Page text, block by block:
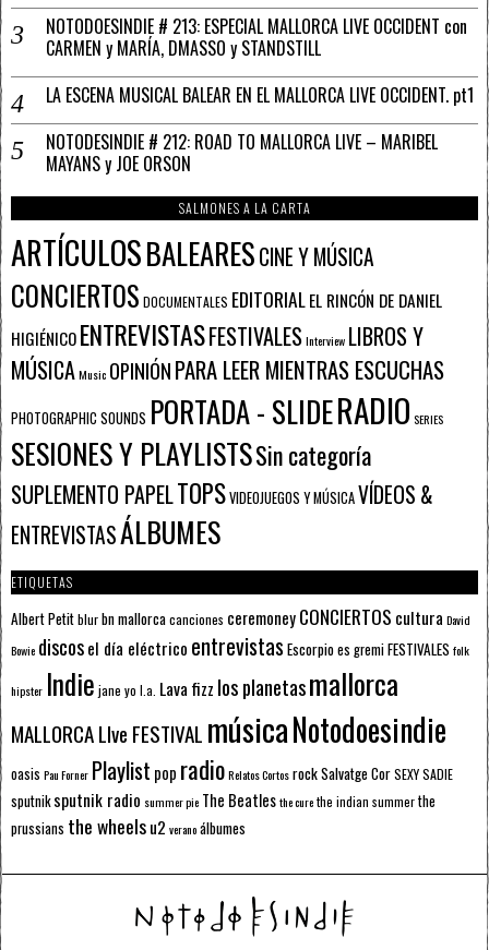
NOTODOESINDIE # 213: ESPECIAL MALLORCA LIVE OCCIDENT con
CARMEN y MARÍA, DMASSO y STANDSTILL
LA ESCENA MUSICAL BALEAR EN EL MALLORCA LIVE OCCIDENT. pt1
NOTODESINDIE # 212: ROAD TO MALLORCA LIVE – MARIBEL
MAYANS y JOE ORSON
SALMONES A LA CARTA
ARTÍCULOSBALEARESCINE Y MÚSICA
CONCIERTOS DOCUMENTALES EDITORIALEL RINCÓN DE DANIEL
HIGIÉNICOENTREVISTASFESTIVALESInterview LIBROS Y
MÚSICAMusic OPINIÓNPARA LEER MIENTRAS ESCUCHAS
PHOTOGRAPHIC SOUNDS PORTADA - SLIDERADIO SERIES
SESIONES Y PLAYLISTSSin categoría
SUPLEMENTO PAPELTOPSVIDEOJUEGOS Y MÚSICAVÍDEOS &
ENTREVISTASÁLBUMES
ETIQUETAS
Albert Petitblurbn mallorcacanciones ceremoneyCONCIERTOS cultura David
Bowie discosel día eléctrico entrevistas Escorpioes gremiFESTIVALES folk
hipster Indie jane yo l.a. Lava fizz los planetasmallorca
MALLORCA LIve FESTIVAL músicaNotodoesindie
oasis Pau Forner Playlist pop radioRelatos CortosrockSalvatge CorSEXY SADIE
sputnik sputnik radio summer pie The Beatlesthe curethe indian summerthe
prussians the wheelsu2 veranoálbumes